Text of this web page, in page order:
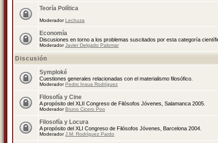
Teoría Política
ModeradorLechuza
Economía
Discusiones en torno a los problemas suscitados por esta categoría
ModeradorJavier Delgado Palomar
Discusión
Symploké
Cuestiones generales relacionadas con el materialismo filosófico.
ModeradorPedro Insua Rodríguez
Filosofía y Cine
A propósito del XLII Congreso de Filósofos Jóvenes, Salamanca 2005.
ModeradorBruno Cicero Poo
Filosofía y Locura
A propósito del XLI Congreso de Filósofos Jóvenes, Barcelona 2004.
ModeradorJ.M. Rodríguez Pardo